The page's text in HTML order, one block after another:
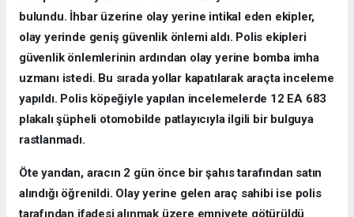
bulundu. İhbar üzerine olay yerine intikal eden ekipler,
olay yerinde geniş güvenlik önlemi aldı. Polis ekipleri
güvenlik önlemlerinin ardından olay yerine bomba imha
uzmanı istedi. Bu sırada yollar kapatılarak araçta inceleme
yapıldı. Polis köpeğiyle yapılan incelemelerde 12 EA 683
plakalı şüpheli otomobilde patlayıcıyla ilgili bir bulguya
rastlanmadı.
Öte yandan, aracın 2 gün önce bir şahıs tarafından satın
alındığı öğrenildi. Olay yerine gelen araç sahibi ise polis
tarafından ifadesi alınmak üzere emniyete götürüldü